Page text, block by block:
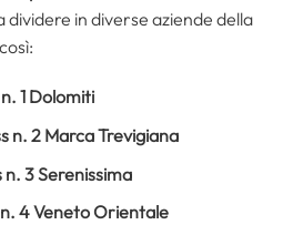
dividere in diverse aziende della
n. 1 Dolomiti
n. 2 Marca Trevigiana
n. 3 Serenissima
n. 4 Veneto Orientale